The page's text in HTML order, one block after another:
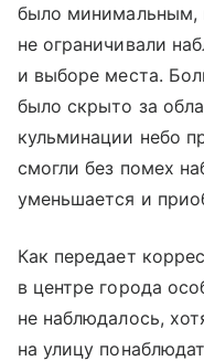
было минимальным,
не ограничивали
и выборе места.
было скрыто за
кульминации небо
смогли без помех
уменьшается и
Как передает
в центре города
не наблюдалось,
на улицу